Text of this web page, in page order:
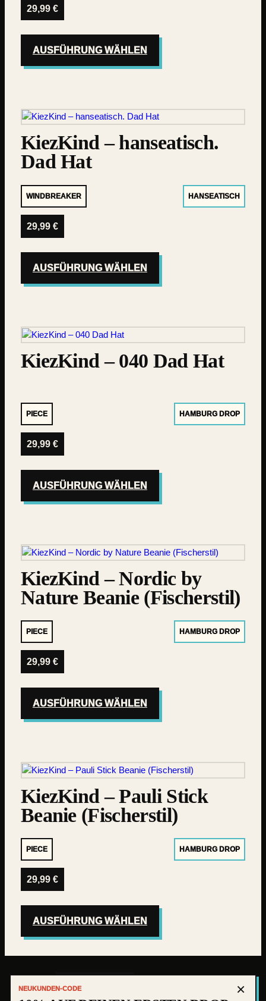
29,99 €
AUSFÜHRUNG WÄHLEN
KiezKind – hanseatisch.
Dad Hat
WINDBREAKER HANSEATISCH
29,99 €
AUSFÜHRUNG WÄHLEN
KiezKind – 040 Dad Hat
PIECE HAMBURG DROP
29,99 €
AUSFÜHRUNG WÄHLEN
KiezKind – Nordic by
Nature Beanie (Fischerstil)
PIECE HAMBURG DROP
29,99 €
AUSFÜHRUNG WÄHLEN
KiezKind – Pauli Stick
Beanie (Fischerstil)
PIECE HAMBURG DROP
29,99 €
AUSFÜHRUNG WÄHLEN
IMPRESSUM ×
NEUKUNDEN-CODE